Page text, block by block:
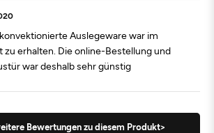
Auslegeware war im
zu erhalten. Die online-Bestellung und
war deshalb sehr günstig
Bewertungen zu diesem Produkt>